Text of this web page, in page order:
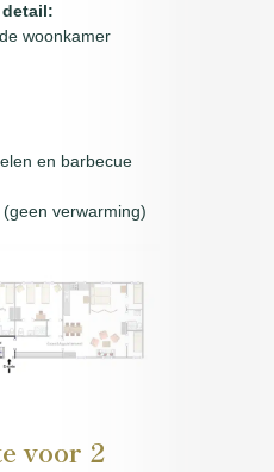
woonkamer
en barbecue
verwarming)
voor 2